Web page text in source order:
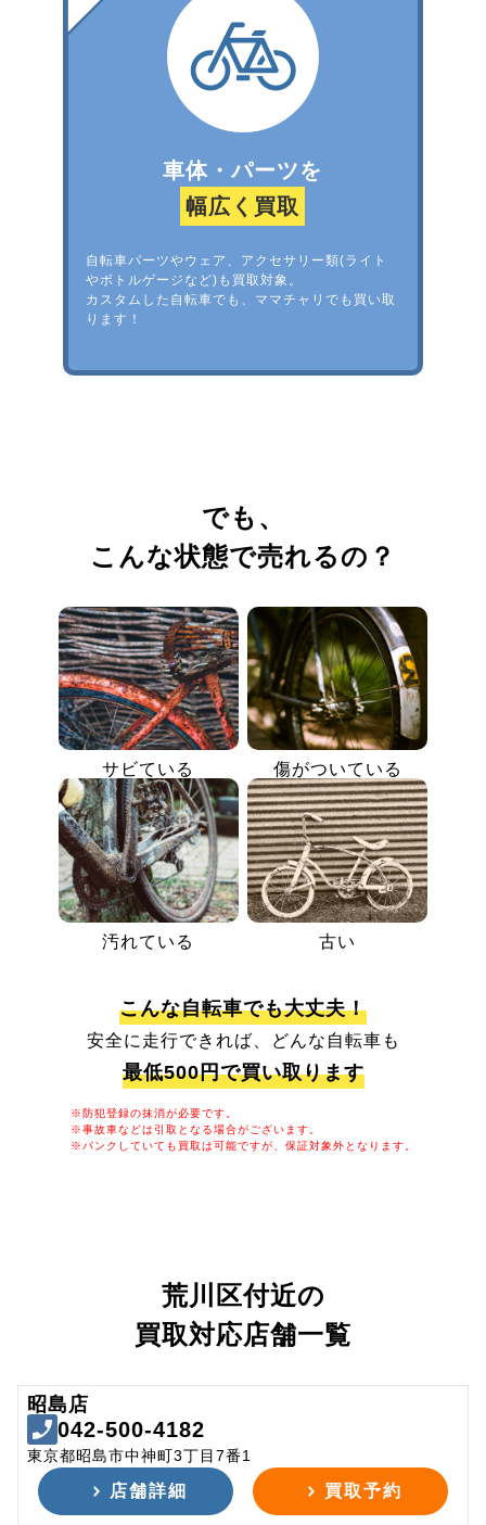
車体・パーツを
幅広く買取
自転車パーツやウェア、アクセサリー類(ライト
やボトルゲージなど)も買取対象。
カスタムした自転車でも、ママチャリでも買い取
ります！
でも、
こんな状態で売れるの？
サビている 傷がついている
汚れている 古い
こんな自転車でも大丈夫！
安全に走行できれば、どんな自転車も
最低500円で買い取ります
※防犯登録の抹消が必要です。
※事故車などは引取となる場合がございます。
※パンクしていても買取は可能ですが、保証対象外となります。
荒川区付近の
買取対応店舗一覧
昭島店
042-500-4182
東京都昭島市中神町3丁目7番1
店舗詳細 買取予約